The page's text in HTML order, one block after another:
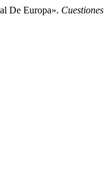
De Europa». Cuestiones